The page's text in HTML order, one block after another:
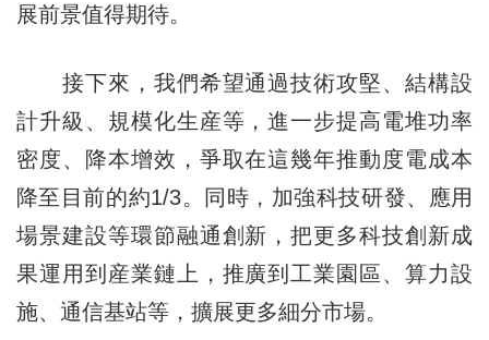
展前景值得期待。
接下來，我們希望通過技術攻堅、結構設
計升級、規模化生産等，進一步提高電堆功率
密度、降本增效，爭取在這幾年推動度電成本
降至目前的約1/3。同時，加強科技研發、應用
場景建設等環節融通創新，把更多科技創新成
果運用到産業鏈上，推廣到工業園區、算力設
施、通信基站等，擴展更多細分市場。